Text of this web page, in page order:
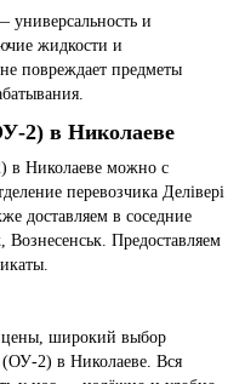
и
жидкости и
повреждает предметы
2) в Николаеве
в Николаеве можно с
перевозчика Делівері
доставляем в соседние
Предоставляем
цены, широкий выбор
2) в Николаеве. Вся